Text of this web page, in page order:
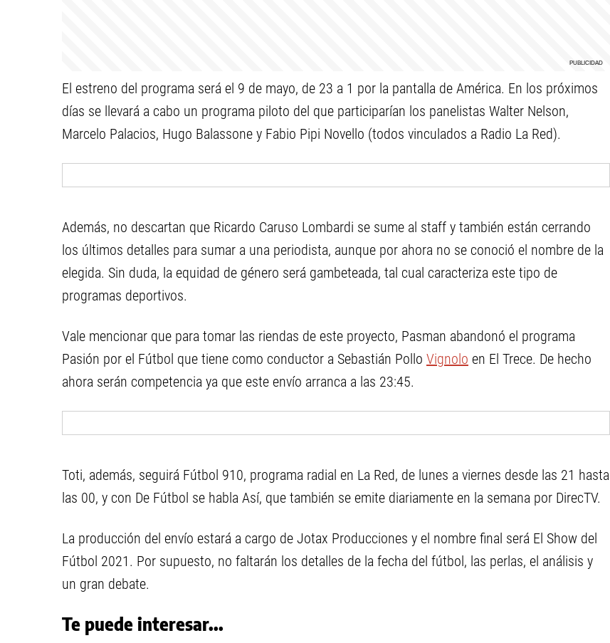
El estreno del programa será el 9 de mayo, de 23 a 1 por la pantalla de América. En los próximos
días se llevará a cabo un programa piloto del que participarían los panelistas Walter Nelson,
Marcelo Palacios, Hugo Balassone y Fabio Pipi Novello (todos vinculados a Radio La Red).
Además, no descartan que Ricardo Caruso Lombardi se sume al staff y también están cerrando
los últimos detalles para sumar a una periodista, aunque por ahora no se conoció el nombre de la
elegida. Sin duda, la equidad de género será gambeteada, tal cual caracteriza este tipo de
programas deportivos.
Vale mencionar que para tomar las riendas de este proyecto, Pasman abandonó el programa
Pasión por el Fútbol que tiene como conductor a Sebastián Pollo Vignolo en El Trece. De hecho
ahora serán competencia ya que este envío arranca a las 23:45.
Toti, además, seguirá Fútbol 910, programa radial en La Red, de lunes a viernes desde las 21 hasta
las 00, y con De Fútbol se habla Así, que también se emite diariamente en la semana por DirecTV.
La producción del envío estará a cargo de Jotax Producciones y el nombre final será El Show del
Fútbol 2021. Por supuesto, no faltarán los detalles de la fecha del fútbol, las perlas, el análisis y
un gran debate.
Te puede interesar...